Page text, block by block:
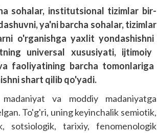
sohalar, institutsional tizimlar bir-
­ni, ya'nibarcha sohalar, tizimlar
o'rganishga yaxlit yondashishni
universal xususiyati, ijtimoiy
faoliyatining barcha tomonlariga
shart qilibqo'yadi.
va moddiy madaniyatga
To'g'ri, uning keyinchalik semiotik,
sotsiologik, tarixiy, fenomenologik